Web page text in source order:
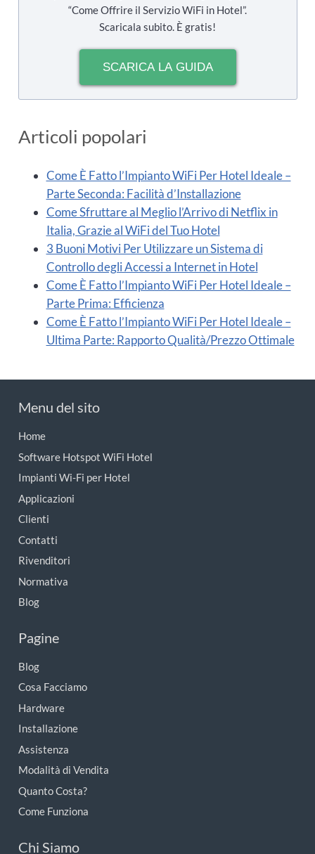
“Come Offrire il Servizio WiFi in Hotel”.
Scaricala subito. È gratis!
SCARICA LA GUIDA
Articoli popolari
Menu del sito
Home
Software Hotspot WiFi Hotel
Impianti Wi-Fi per Hotel
Applicazioni
Clienti
Contatti
Rivenditori
Normativa
Blog
Pagine
Blog
Cosa Facciamo
Hardware
Installazione
Assistenza
Modalità di Vendita
Quanto Costa?
Come Funziona
Chi Siamo